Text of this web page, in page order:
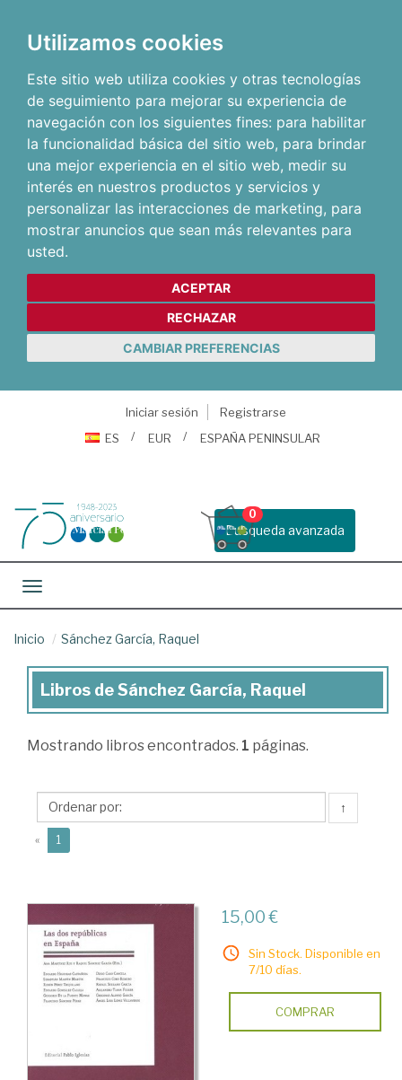
Utilizamos cookies
Este sitio web utiliza cookies y otras tecnologías
de seguimiento para mejorar su experiencia de
navegación con los siguientes fines: para habilitar
la funcionalidad básica del sitio web, para brindar
una mejor experiencia en el sitio web, medir su
interés en nuestros productos y servicios y
personalizar las interacciones de marketing, para
mostrar anuncios que sean más relevantes para
usted.
ACEPTAR
RECHAZAR
CAMBIAR PREFERENCIAS
Iniciar sesión
Registrarse
ES
EUR ESPAÑA PENINSULAR
Busqueda avanzada
0
Toggle navigation
Inicio Sánchez García, Raquel
Libros
Sánchez
Raquel
Libros de Sánchez García, Raquel
Mostrando libros encontrados. 1 páginas.
↑
« 1
15,00 €
Sin Stock. Disponible en
7/10 días.
COMPRAR